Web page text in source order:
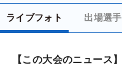
ライブフォト 出場選手
【この大会のニュース】